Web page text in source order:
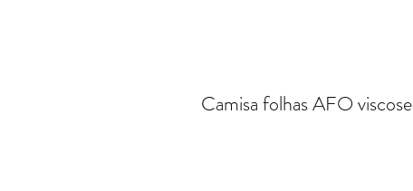
Camisa folhas AFO viscose